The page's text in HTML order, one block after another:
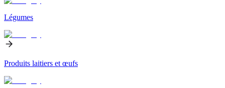
Légumes
Produits laitiers et œufs